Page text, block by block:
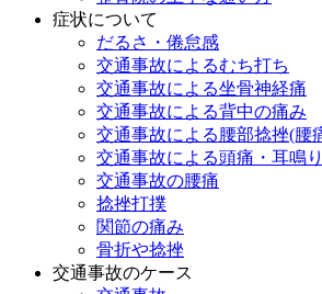
症状について
だるさ・倦怠感
交通事故によるむち打ち
交通事故による坐骨神経痛
交通事故による背中の痛み
交通事故による腰部捻挫(腰
交通事故による頭痛・耳鳴
交通事故の腰痛
捻挫打撲
関節の痛み
骨折や捻挫
交通事故のケース